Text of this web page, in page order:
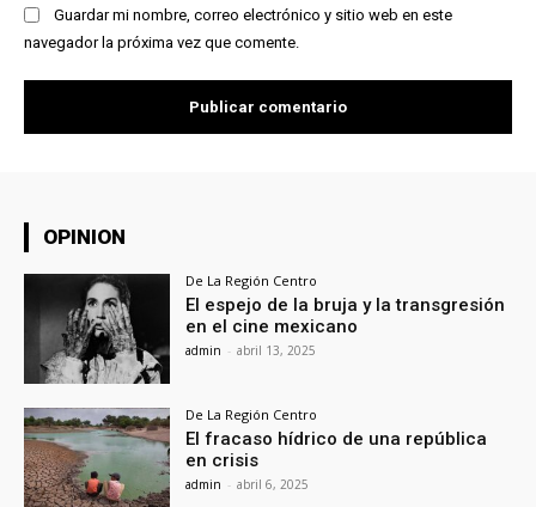
Guardar mi nombre, correo electrónico y sitio web en este
navegador la próxima vez que comente.
OPINION
De La Región Centro
El espejo de la bruja y la transgresión
en el cine mexicano
admin - abril 13, 2025
De La Región Centro
El fracaso hídrico de una república
en crisis
admin - abril 6, 2025